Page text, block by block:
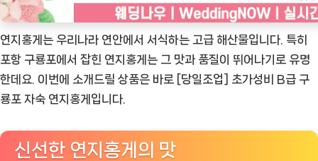
성
비
B
항
연지홍게는 우리나라 연안에서 서식하는 고급 해산물입니다. 특히
포항 구룡포에서 잡힌 연지홍게는 그 맛과 품질이 뛰어나기로 유명
한데요. 이번에 소개드릴 상품은 바로 [당일조업] 초가성비 B급 구
룡포 자숙 연지홍게입니다.
신선한 연지홍게의 맛